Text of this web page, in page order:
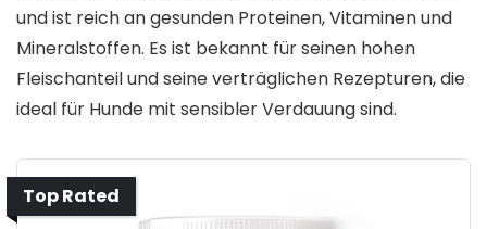
und ist reich an gesunden Proteinen, Vitaminen und
Mineralstoffen. Es ist bekannt für seinen hohen
Fleischanteil und seine verträglichen Rezepturen, die
ideal für Hunde mit sensibler Verdauung sind.
Top Rated